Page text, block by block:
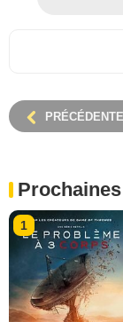
PRÉCÉDENTE
1